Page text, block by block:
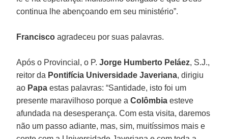
continua lhe abençoando em seu ministério”.
Francisco agradeceu por suas palavras.
Após o Provincial, o P.Jorge Humberto Peláez, S.J.,
reitor da Pontifícia Universidade Javeriana, dirigiu
ao Papa estas palavras: “Santidade, isto foi um
presente maravilhoso porque aColômbia esteve
afundada na desesperança. Com esta visita, daremos
não um passo adiante, mas, sim, muitíssimos mais e